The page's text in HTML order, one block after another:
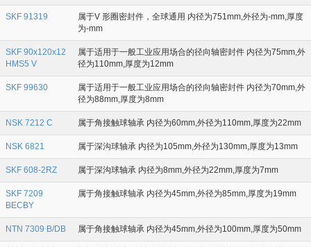
SKF 91319
属于V 形圈密封件，全球通用 内径为751mm,外径为-mm,厚度
为-mm
SKF 90x120x12
HMS5 V
属于适用于一般工业应用场合的径向轴密封件 内径为75mm,外
径为110mm,厚度为12mm
SKF 99630
属于适用于一般工业应用场合的径向轴密封件 内径为70mm,外
径为88mm,厚度为8mm
NSK 7212 C 属于角接触球轴承 内径为60mm,外径为110mm,厚度为22mm
NSK 6821 属于深沟球轴承 内径为105mm,外径为130mm,厚度为13mm
SKF 608-2RZ 属于深沟球轴承 内径为8mm,外径为22mm,厚度为7mm
SKF 7209
BECBY
属于角接触球轴承 内径为45mm,外径为85mm,厚度为19mm
NTN 7309 B/DB 属于角接触球轴承 内径为45mm,外径为100mm,厚度为50mm